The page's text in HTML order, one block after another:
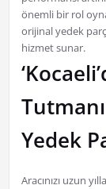
önemli bir rol
orijinal yedek
hizmet sunar.
Yedek
Aracınızı uzun